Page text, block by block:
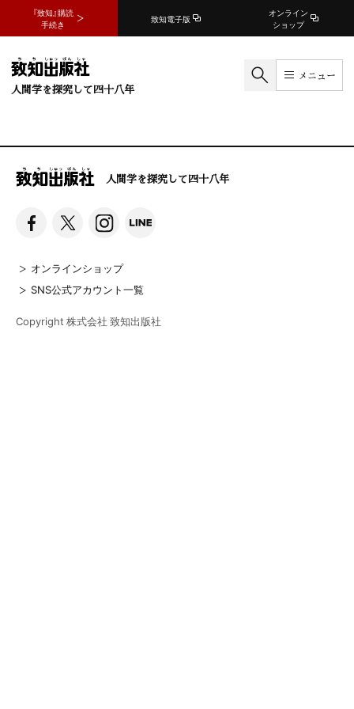
『致知』購読
手続き
致知電子版
オンライン
ショップ
人間学を探究して四十八年
メニュー
人間学を探究して四十八年
オンラインショップ
SNS公式アカウント一覧
Copyright 株式会社 致知出版社